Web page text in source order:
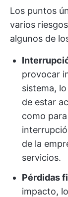
Los puntos
varios
algunos de
provocar
sistema,
de estar
como
de la
servicios.
Pérdidas
impacto,